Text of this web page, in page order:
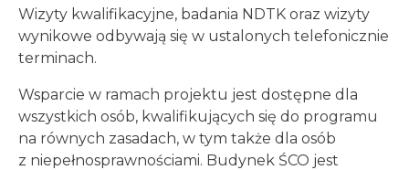
Wizyty kwalifikacyjne, badania NDTK oraz wizyty
wynikowe odbywają się w ustalonych telefonicznie
terminach.
Wsparcie w ramach projektu jest dostępne dla
wszystkich osób, kwalifikujących się do programu
na równych zasadach, w tym także dla osób
z niepełnosprawnościami. Budynek ŚCO jest